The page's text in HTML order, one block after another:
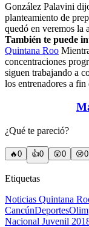
González Palavini
planteamiento de
quedó en veremos la
También te puede
Quintana Roo
concentraciones
siguen trabajando a
los entrenadores a
¿Qué te pareció?
🔥0 👍0 😲0 😢0
Etiquetas
Noticias Quintana
CancúnDeportes
Nacional Juvenil